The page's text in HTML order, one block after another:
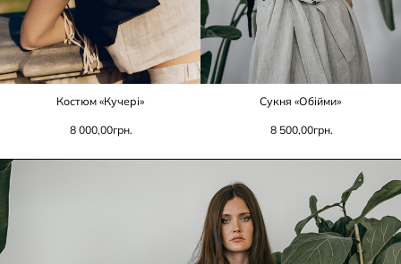
Костюм «Кучері»
грн.
8 000,00
Сукня «Обійми»
грн.
8 500,00